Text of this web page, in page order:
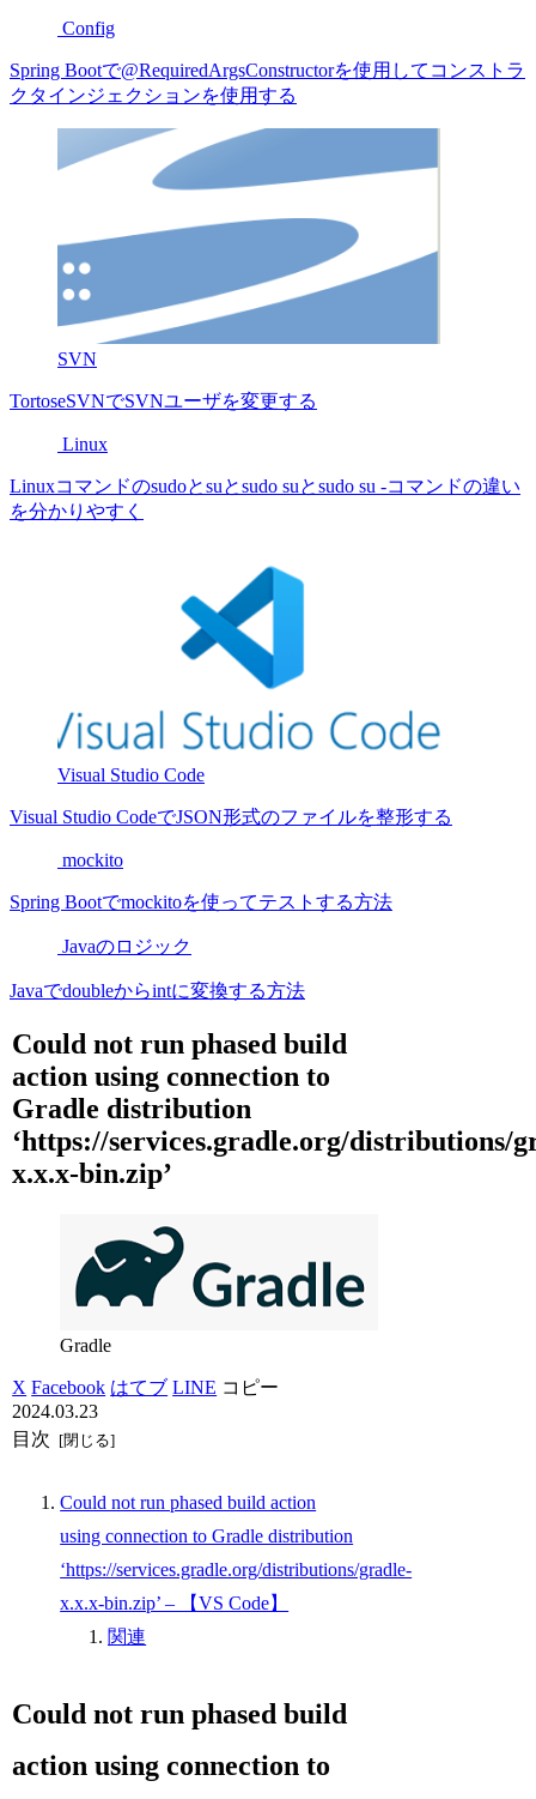
Config
Spring Bootで@RequiredArgsConstructorを使用してコンストラ
クタインジェクションを使用する
SVN
TortoseSVNでSVNユーザを変更する
Linux
Linuxコマンドのsudoとsuとsudo suとsudo su -コマンドの違い
を分かりやすく
Visual Studio Code
Visual Studio CodeでJSON形式のファイルを整形する
mockito
Spring Bootでmockitoを使ってテストする方法
Javaのロジック
Javaでdoubleからintに変換する方法
Could not run phased build
action using connection to
Gradle distribution
‘https://services.gradle.org/distributions/
x.x.x-bin.zip’
Gradle
X Facebook はてブ LINE コピー
2024.03.23
目次
Could not run phased build action
using connection to Gradle distribution
‘https://services.gradle.org/distributions/gradle-
x.x.x-bin.zip’ – 【VS Code】
関連
Could not run phased build
action using connection to